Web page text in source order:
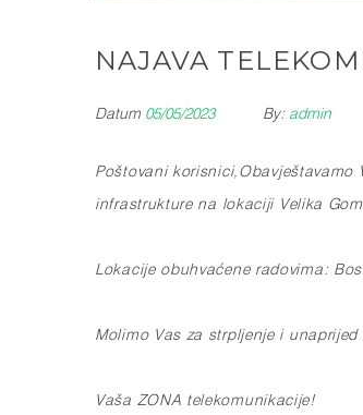
NAJAVA
Datum 05/05/2023 By: admin
Poštovani korisnici, Obavještavamo
infrastrukture na lokaciji Velika
Lokacije obuhvaćene radovima:
Molimo Vas za strpljenje i
Vaša ZONA telekomunikacije!